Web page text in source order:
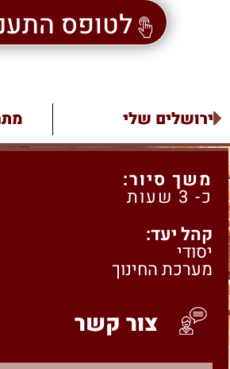
לטופס
ירושלים שלי
משך סיור:
כ- 3 שעות
קהל יעד:
יסודי
מערכת החינוך
צור קשר